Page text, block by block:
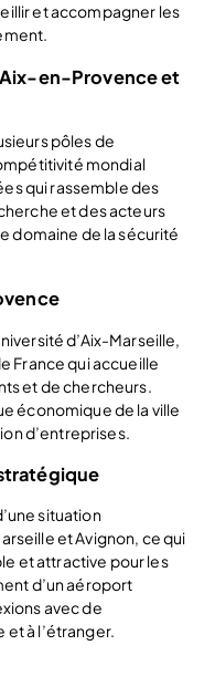
et accompagner les
en-Provence et
pôles de
mondial
qui rassemble des
et des acteurs
domaine de la sécurité
d’Aix-Marseille,
France qui accueille
et de chercheurs.
économique de la ville
d’entreprises.
situation
et Avignon, ce qui
et attractive pour les
d’un aéroport
avec de
à l’étranger.